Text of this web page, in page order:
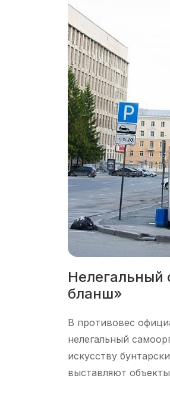
Нелегальный
бланш»
В противовес
нелегальный
искусству
выставляют